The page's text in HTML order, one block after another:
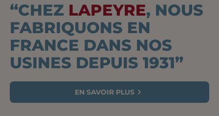
“CHEZ LAPEYRE, NOUS
FABRIQUONS EN
FRANCE DANS NOS
USINES DEPUIS 1931”
EN SAVOIR PLUS